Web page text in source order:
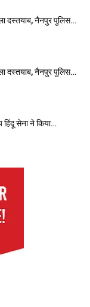
दस्तयाब, नैनपुर पुलिस…
दस्तयाब, नैनपुर पुलिस…
हिंदू सेना ने किया…